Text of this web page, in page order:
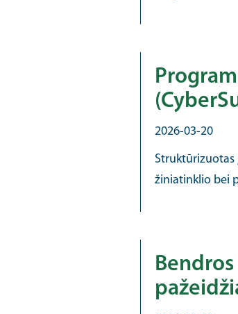
2026-03-20
Struktūrizuotas
žiniatinklio bei